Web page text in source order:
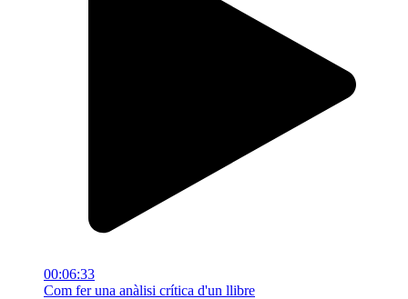
00:06:33
Com fer una anàlisi crítica d'un llibre